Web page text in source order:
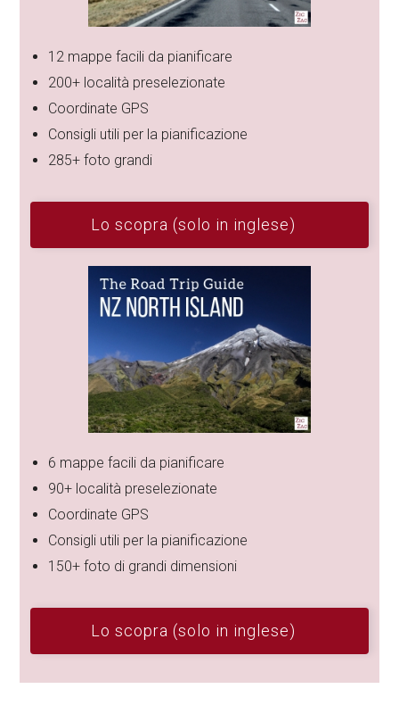
12 mappe facili da pianificare
200+ località preselezionate
Coordinate GPS
Consigli utili per la pianificazione
285+ foto grandi
Lo scopra (solo in inglese)
6 mappe facili da pianificare
90+ località preselezionate
Coordinate GPS
Consigli utili per la pianificazione
150+ foto di grandi dimensioni
Lo scopra (solo in inglese)